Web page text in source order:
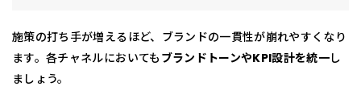
施策の打ち手が増えるほど、ブランドの一貫性が崩れやすくなり
ます。各チャネルにおいても ブランドトーンやKPI設計を統一し
ましょう。